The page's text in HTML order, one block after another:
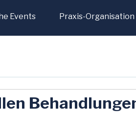
Events Praxis-Organisation